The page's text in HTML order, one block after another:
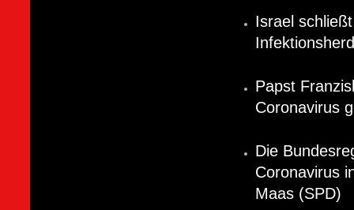
Israel
Papst
Coronavirus
Die
Coronavirus
Maas (SPD)